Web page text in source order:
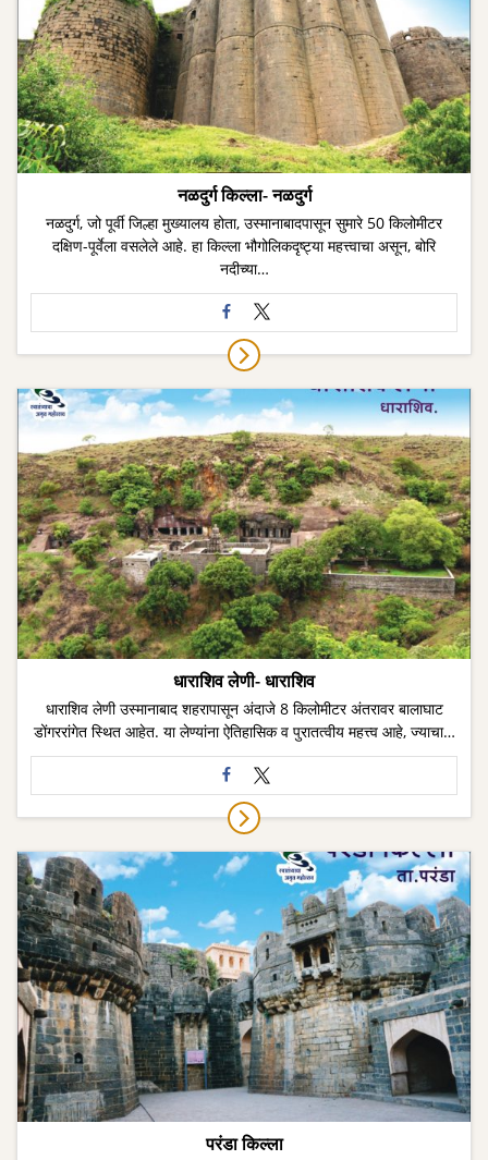
नळदुर्ग किल्ला- नळदुर्ग
नळदुर्ग, जो पूर्वी जिल्हा मुख्यालय होता, उस्मानाबादपासून सुमारे 50 किलोमीटर
दक्षिण-पूर्वेला वसलेले आहे. हा किल्ला भौगोलिकदृष्ट्या महत्त्वाचा असून, बोरि
नदीच्या…
धाराशिव लेणी- धाराशिव
धाराशिव लेणी उस्मानाबाद शहरापासून अंदाजे 8 किलोमीटर अंतरावर बालाघाट
डोंगररांगेत स्थित आहेत. या लेण्यांना ऐतिहासिक व पुरातत्वीय महत्त्व आहे, ज्याचा…
परंडा किल्ला